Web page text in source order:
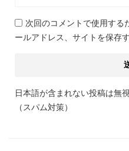
次回のコメントで使用する
ールアドレス、サイトを保存す
日本語が含まれない投稿は無
（スパム対策）